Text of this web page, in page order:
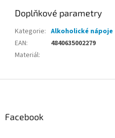
Doplňkové parametry
Kategorie: Alkoholické nápoje
EAN:
4840635002279
Materiál:
Facebook